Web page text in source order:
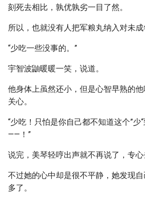
刻死去相比，孰优孰劣一目了然。
所以，也就没有人把军粮丸纳入对未成
“少吃一些没事的。”
宇智波鼬暖暖一笑，说道。
他身体上虽然还小，但是心智早熟的
关心。
“少吃！只怕是你自己都不知道这个”少
——！”
说完，美琴轻哼出声就不再说了，专心
不过她的心中却是很不平静，她发现
多了。